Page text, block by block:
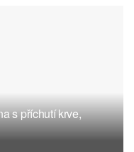
s příchutí krve,